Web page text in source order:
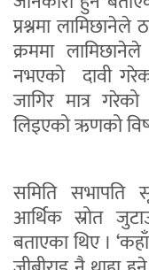
प्रश्नमा
क्रममा
नभएको दावी
जागिर मात्र
लिइएको ऋणको
समिति सभापति
आर्थिक स्रोत
बताएका थिए ।